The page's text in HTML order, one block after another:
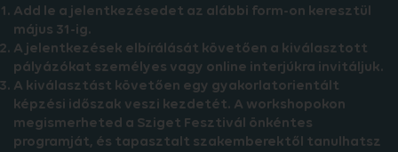
Add le a jelentkezésedet az alábbi form-on keresztül
május 31-ig.
A jelentkezések elbírálását követően a kiválasztott
pályázókat személyes vagy online interjúkra invitáljuk.
A kiválasztást követően egy gyakorlatorientált
képzési időszak veszi kezdetét. A workshopokon
megismerheted a Sziget Fesztivál önkéntes
programját, és tapasztalt szakemberektől tanulhatsz